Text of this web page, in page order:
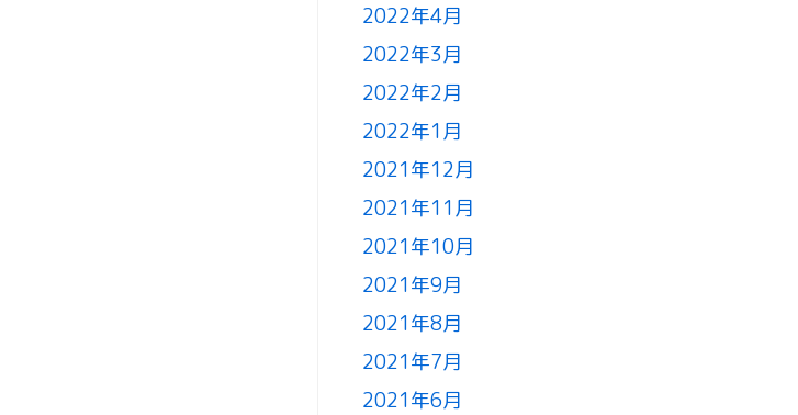
2022年4月
2022年3月
2022年2月
2022年1月
2021年12月
2021年11月
2021年10月
2021年9月
2021年8月
2021年7月
2021年6月